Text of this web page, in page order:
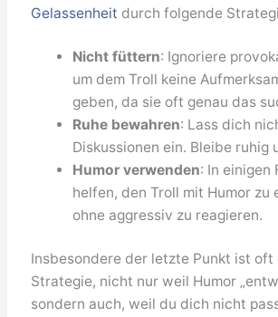
Gelassenheit durch folgende
Nicht füttern: Ignoriere
um dem Troll keine
geben, da sie oft genau das
Ruhe bewahren: Lass dich
Diskussionen ein. Bleibe ruhig
Humor verwenden: In einigen
helfen, den Troll mit Humor zu
ohne aggressiv zu reagieren.
Insbesondere der letzte Punkt ist oft
Strategie, nicht nur weil Humor
sondern auch, weil du dich nicht